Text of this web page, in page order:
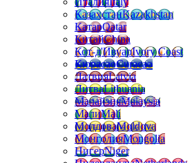
КазахстанKazakhstan
КатарQatar
КитайChina
Кот-д'ИвуарIvory Coast
КюрасаоCuracao
ЛатвияLatvia
ЛитваLithuania
МалайзияMalaysia
МалиMali
МолдоваMoldova
МонголияMongolia
НигерNiger